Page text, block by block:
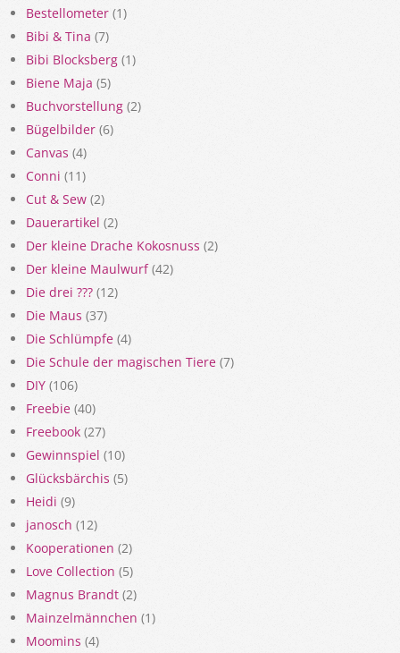
Bestellometer (1)
Bibi & Tina (7)
Bibi Blocksberg (1)
Biene Maja (5)
Buchvorstellung (2)
Bügelbilder (6)
Canvas (4)
Conni (11)
Cut & Sew (2)
Dauerartikel (2)
Der kleine Drache Kokosnuss (2)
Der kleine Maulwurf(42)
Die drei ??? (12)
Die Maus (37)
Die Schlümpfe (4)
Die Schule der magischen Tiere (7)
DIY (106)
Freebie (40)
Freebook (27)
Gewinnspiel (10)
Glücksbärchis (5)
Heidi (9)
janosch (12)
Kooperationen (2)
Love Collection (5)
Magnus Brandt (2)
Mainzelmännchen (1)
Moomins (4)